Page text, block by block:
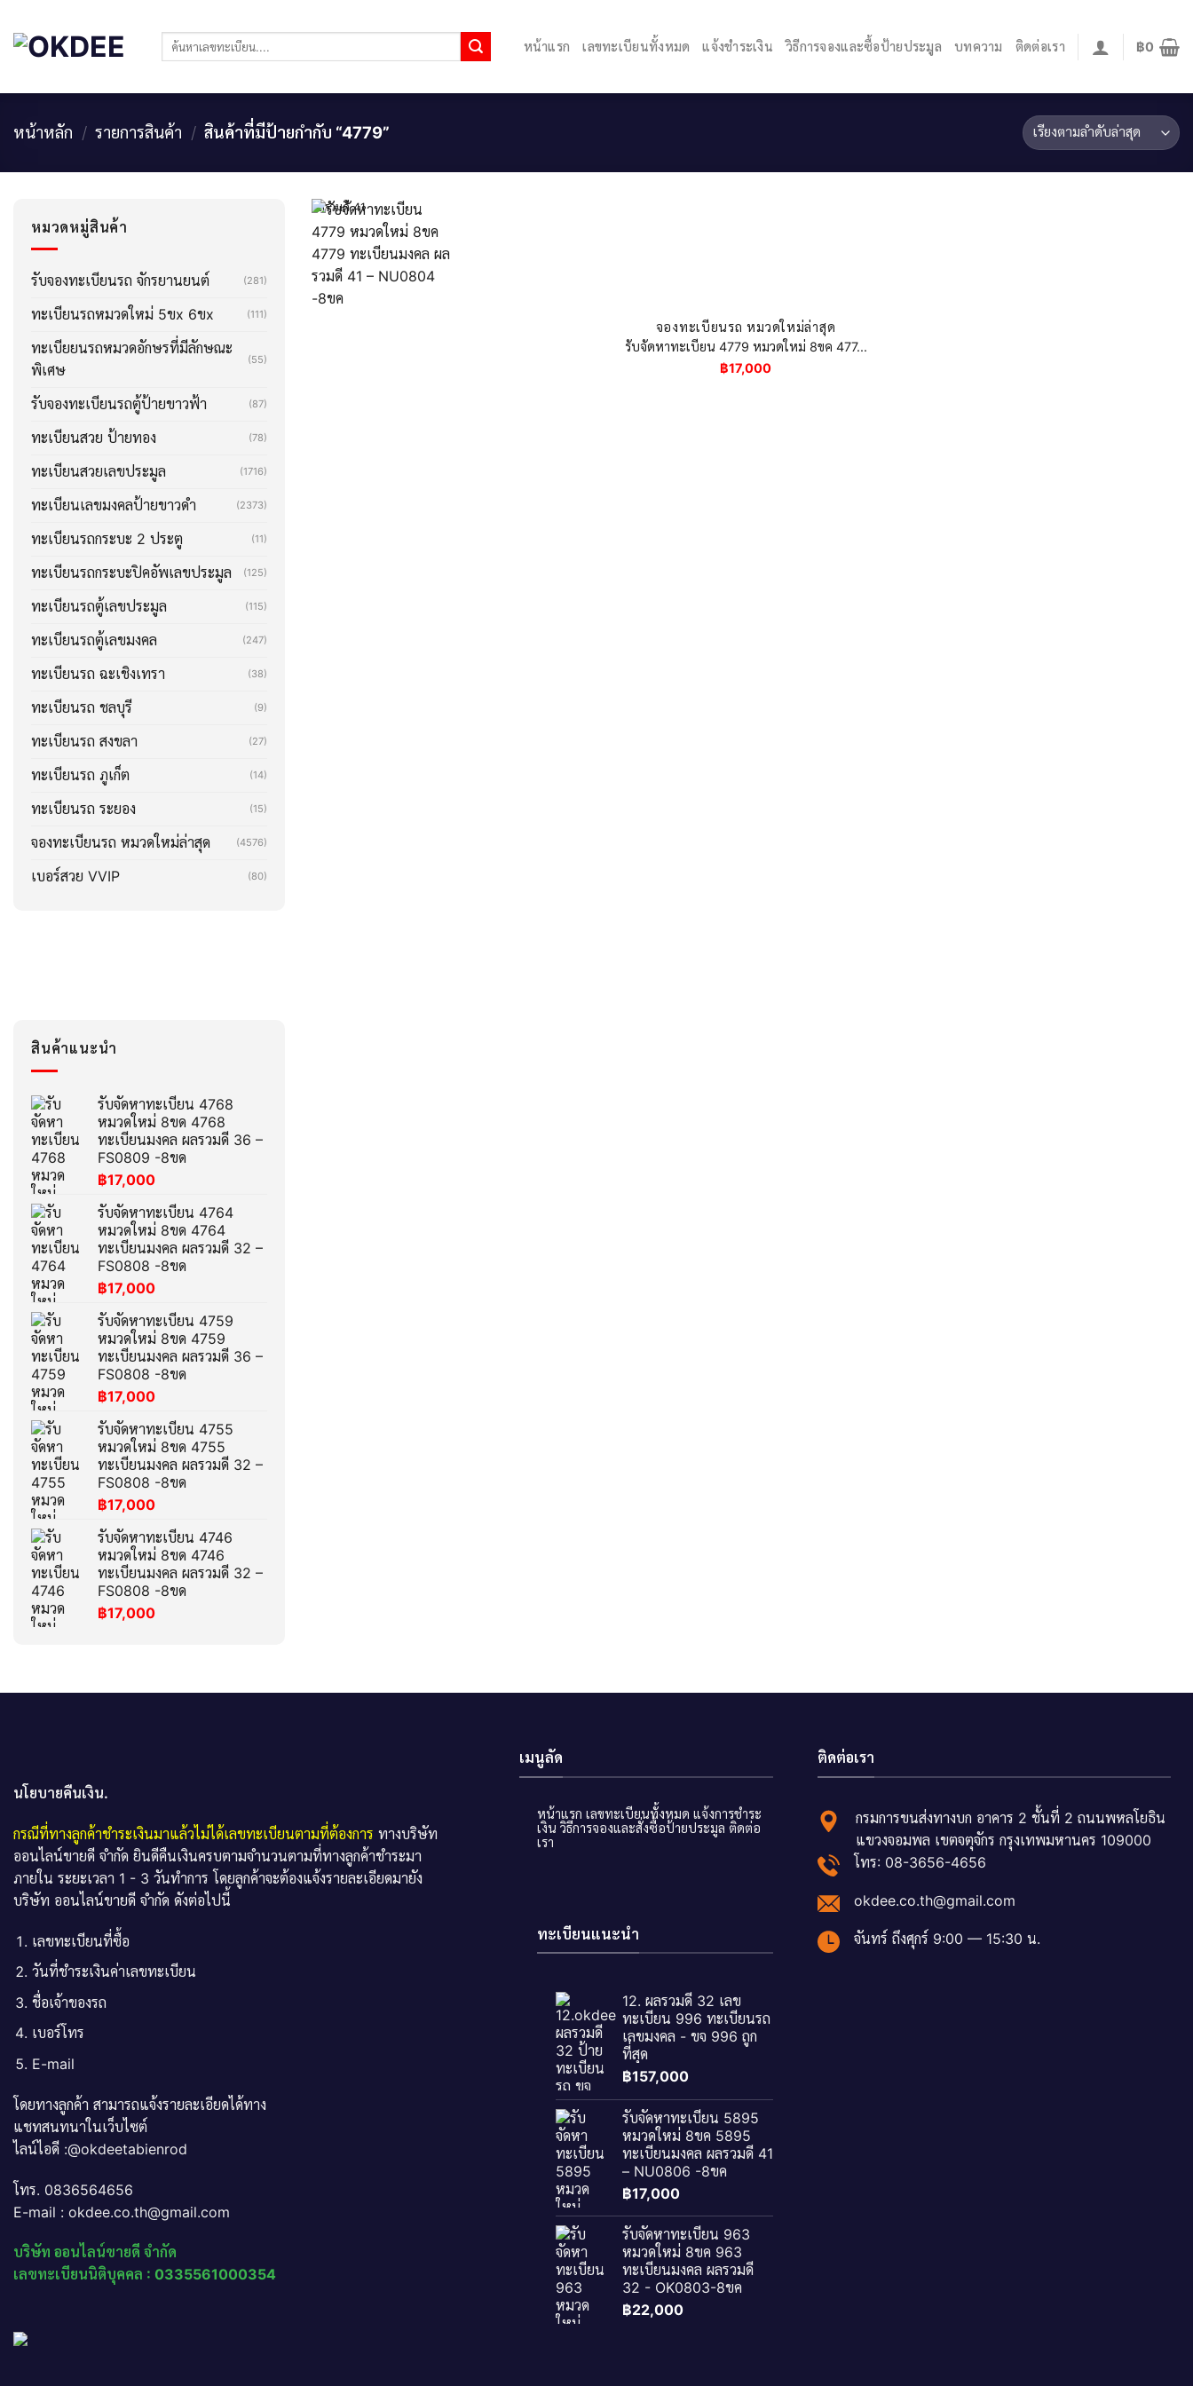
content
ค้นหา: หน้าแรก เลขทะเบียนทั้งหมด แจ้งชำระเงิน วิธีการจองและซื้อป้ายประมูล บทความ ติดต่อเรา ฿0
หน้าหลัก / รายการสินค้า / สินค้าที่มีป้ายกำกับ “4779”
หมวดหมู่สินค้า
รับจองทะเบียนรถ จักรยานยนต์ (281)
ทะเบียนรถหมวดใหม่ 5ขx 6ขx (111)
ทะเบียยนรถหมวดอักษรที่มีลักษณะ
พิเศษ
(55)
รับจองทะเบียนรถตู้ป้ายขาวฟ้า (87)
ทะเบียนสวย ป้ายทอง (78)
ทะเบียนสวยเลขประมูล (1716)
ทะเบียนเลขมงคลป้ายขาวดำ (2373)
ทะเบียนรถกระบะ 2 ประตู (11)
ทะเบียนรถกระบะปิคอัพเลขประมูล (125)
ทะเบียนรถตู้เลขประมูล (115)
ทะเบียนรถตู้เลขมงคล (247)
ทะเบียนรถ ฉะเชิงเทรา (38)
ทะเบียนรถ ชลบุรี (9)
ทะเบียนรถ สงขลา (27)
ทะเบียนรถ ภูเก็ต (14)
ทะเบียนรถ ระยอง (15)
จองทะเบียนรถ หมวดใหม่ล่าสุด (4576)
เบอร์สวย VVIP (80)
สินค้าแนะนำ
รับจัดหาทะเบียน 4768
หมวดใหม่ 8ขด 4768
ทะเบียนมงคล ผลรวมดี 36 –
FS0809 -8ขด
฿17,000
รับจัดหาทะเบียน 4764
หมวดใหม่ 8ขด 4764
ทะเบียนมงคล ผลรวมดี 32 –
FS0808 -8ขด
฿17,000
รับจัดหาทะเบียน 4759
หมวดใหม่ 8ขด 4759
ทะเบียนมงคล ผลรวมดี 36 –
FS0808 -8ขด
฿17,000
รับจัดหาทะเบียน 4755
หมวดใหม่ 8ขด 4755
ทะเบียนมงคล ผลรวมดี 32 –
FS0808 -8ขด
฿17,000
รับจัดหาทะเบียน 4746
หมวดใหม่ 8ขด 4746
ทะเบียนมงคล ผลรวมดี 32 –
FS0808 -8ขด
฿17,000
ผลรวมดี 41
จองทะเบียนรถ หมวดใหม่ล่าสุด
รับจัดหาทะเบียน 4779 หมวดใหม่ 8ขค 477...
฿17,000
นโยบายคืนเงิน.
กรณีที่ทางลูกค้าชำระเงินมาแล้วไม่ได้เลขทะเบียนตามที่ต้องการ ทางบริษัท
ออนไลน์ขายดี จำกัด ยินดีคืนเงินครบตามจำนวนตามที่ทางลูกค้าชำระมา
ภายใน ระยะเวลา 1 - 3 วันทำการ โดยลูกค้าจะต้องแจ้งรายละเอียดมายัง
บริษัท ออนไลน์ขายดี จำกัด ดังต่อไปนี้
เลขทะเบียนที่ซื้อ
วันที่ชำระเงินค่าเลขทะเบียน
ชื่อเจ้าของรถ
เบอร์โทร
E-mail
โดยทางลูกค้า สามารถแจ้งรายละเอียดได้ทาง
แชทสนทนาในเว็บไซต์
ไลน์ไอดี :@okdeetabienrod
โทร. 0836564656
E-mail : okdee.co.th@gmail.com
บริษัท ออนไลน์ขายดี จำกัด
เลขทะเบียนนิติบุคคล : 0335561000354
เมนูลัด
หน้าแรก เลขทะเบียนทั้งหมด แจ้งการชำระ
เงิน วิธีการจองและสั่งซื้อป้ายประมูล ติดต่อ
เรา
ทะเบียนแนะนำ
12. ผลรวมดี 32 เลข
ทะเบียน 996 ทะเบียนรถ
เลขมงคล - ขจ 996 ถูก
ที่สุด
฿157,000
รับจัดหาทะเบียน 5895
หมวดใหม่ 8ขค 5895
ทะเบียนมงคล ผลรวมดี 41
– NU0806 -8ขค
฿17,000
รับจัดหาทะเบียน 963
หมวดใหม่ 8ขค 963
ทะเบียนมงคล ผลรวมดี
32 - OK0803-8ขค
฿22,000
ติดต่อเรา
กรมการขนส่งทางบก อาคาร 2 ชั้นที่ 2 ถนนพหลโยธิน
แขวงจอมพล เขตจตุจักร กรุงเทพมหานคร 109000
โทร: 08-3656-4656
okdee.co.th@gmail.com
จันทร์ ถึงศุกร์ 9:00 — 15:30 น.